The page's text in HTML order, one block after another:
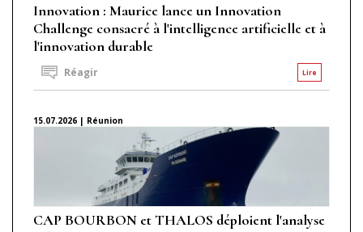
Innovation : Maurice lance un Innovation
Challenge consacré à l'intelligence artificielle et à
l'innovation durable
Lire
Réagir
15.07.2026 | Réunion
CAP BOURBON et THALOS déploient l'analyse